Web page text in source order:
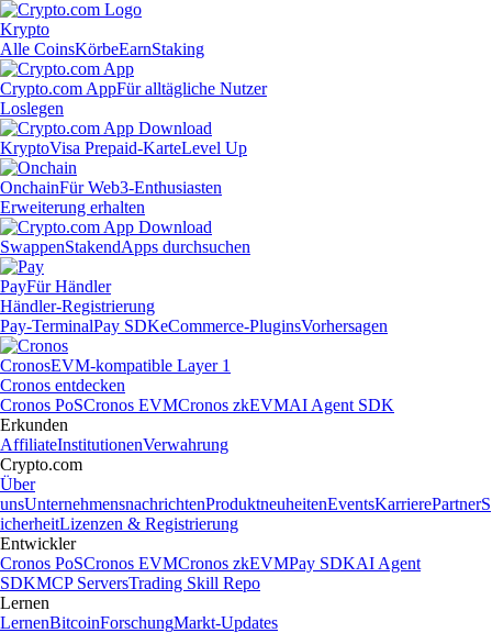
Krypto
Alle CoinsKörbeEarnStaking
Crypto.com AppFür alltägliche Nutzer
Loslegen
KryptoVisa Prepaid-KarteLevel Up
OnchainFür Web3-Enthusiasten
Erweiterung erhalten
SwappenStakendApps durchsuchen
PayFür Händler
Händler-Registrierung
Pay-TerminalPay SDKeCommerce-PluginsVorhersagen
CronosEVM-kompatible Layer 1
Cronos entdecken
Cronos PoSCronos EVMCronos zkEVMAI Agent SDK
Erkunden
AffiliateInstitutionenVerwahrung
Crypto.com
Über
unsUnternehmensnachrichtenProduktneuheitenEventsKarrierePartnerS
icherheitLizenzen & Registrierung
Entwickler
Cronos PoSCronos EVMCronos zkEVMPay SDKAI Agent
SDKMCP ServersTrading Skill Repo
Lernen
LernenBitcoinForschungMarkt-Updates